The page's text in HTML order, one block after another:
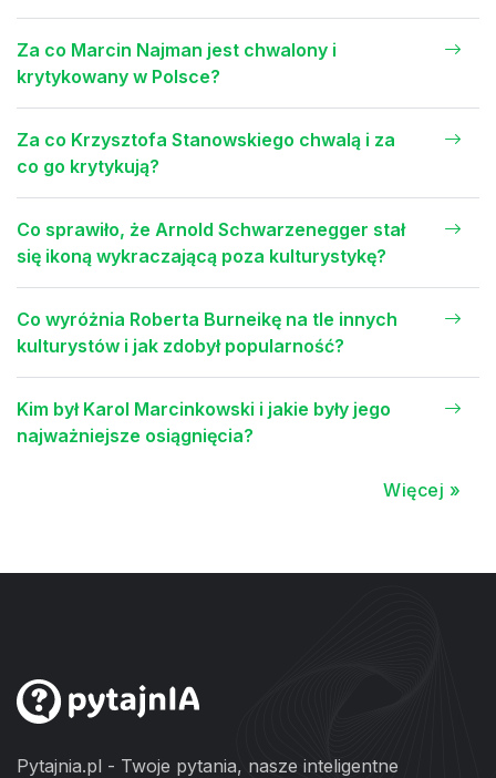
Za co Marcin Najman jest chwalony i
krytykowany w Polsce?
Za co Krzysztofa Stanowskiego chwalą i za
co go krytykują?
Co sprawiło, że Arnold Schwarzenegger stał
się ikoną wykraczającą poza kulturystykę?
Co wyróżnia Roberta Burneikę na tle innych
kulturystów i jak zdobył popularność?
Kim był Karol Marcinkowski i jakie były jego
najważniejsze osiągnięcia?
Więcej »
Pytajnia.pl - Twoje pytania, nasze inteligentne